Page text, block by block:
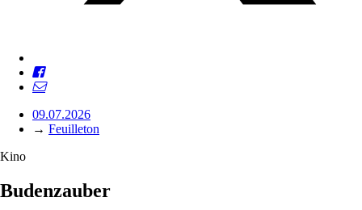
09.07.2026
→ Feuilleton
Kino
Budenzauber